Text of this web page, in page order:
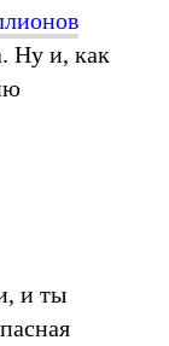
Ну и, как
и ты